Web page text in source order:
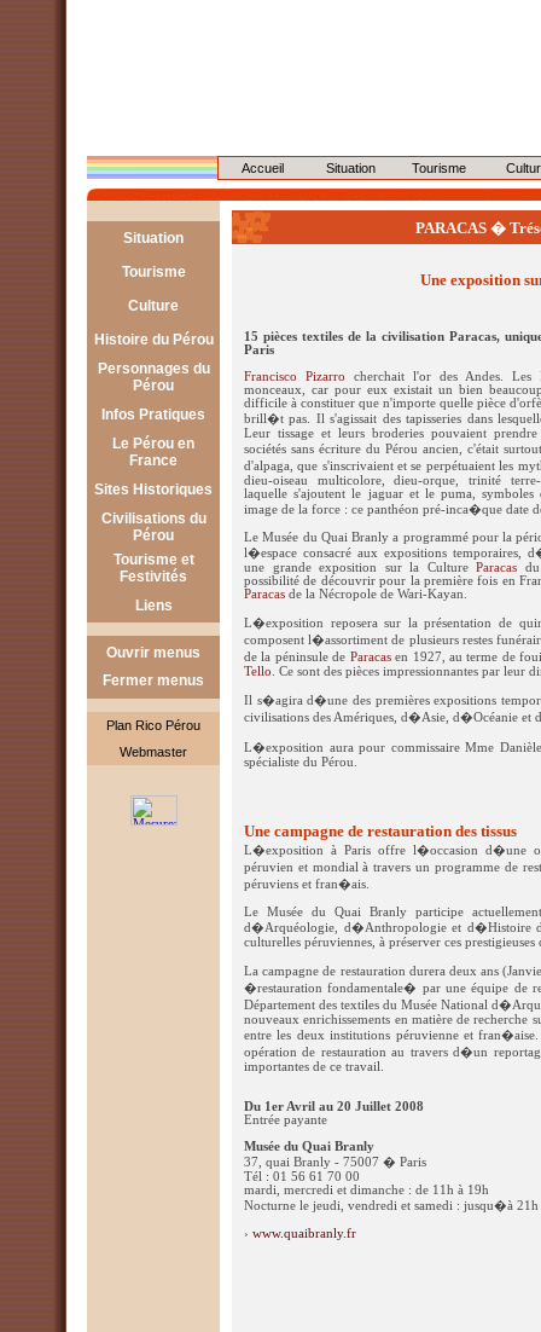
Accueil Situation Tourisme
Situation
Géographie
Démographie
Tourisme
Lima
Arequipa
Cajamarca
Chiclayo
Cusco
Huaraz
Puno
Tumbes
Culture
Tradition
Artisanat
Musique
Danses :
La Marinera
Le Huayno
Histoire du Pérou
Pré-hispanique
Personnages du
Pérou
Les 13 Incas
Atahualpa
Manco Capac
Pachacutec
Francisco Pizarro
Infos Pratiques
En France
Le Pérou en
France
Administration
Restaurants
Services
Associations
Sites Historiques
Chan Chan
Choquequirao
Nazca
Sipan
Civilisations du
Pérou
Chavin
Mochica
Tourisme et
Festivités
Janvier
Mars
Avril
Mai
Juin
Aout
Liens
Liens Pérou
Ouvrir menus
Fermer menus
Plan Rico Pérou
Webmaster
PARACAS �
Une exposition
15 pièces textiles de la civilisation Paracas,
Paris
Francisco Pizarro cherchait l'or des Andes. Les
monceaux, car pour eux existait un bien
difficile à constituer que n'importe quelle pièce
brill�t pas. Il s'agissait des tapisseries dans
Leur tissage et leurs broderies pouvaient
sociétés sans écriture du Pérou ancien, c'était
d'alpaga, que s'inscrivaient et se perpétuaient les
dieu-oiseau multicolore, dieu-orque, trinité
laquelle s'ajoutent le jaguar et le puma,
image de la force : ce panthéon pré-inca�que date
Le Musée du Quai Branly a programmé pour la
l�espace consacré aux expositions temporaires,
une grande exposition sur la Culture Paracas
possibilité de découvrir pour la première fois en
Paracas de la Nécropole de Wari-Kayan.
L�exposition reposera sur la présentation de
composent l�assortiment de plusieurs restes
de la péninsule de Paracasen 1927, au terme de
Tello . Ce sont des pièces impressionnantes par
Il s�agira d�une des premières expositions
civilisations des Amériques, d�Asie, d�Océanie
L�exposition aura pour commissaire Mme
spécialiste du Pérou.
Une campagne de restauration des tissus
L�exposition à Paris offre l�occasion d�une
péruvien et mondial à travers un programme de
péruviens et fran�ais.
Le Musée du Quai Branly participe
d�Arquéologie, d�Anthropologie et d�Histoire
culturelles péruviennes, à préserver ces prestigieuses
La campagne de restauration durera deux ans
�restauration fondamentale� par une équipe de
Département des textiles du Musée National
nouveaux enrichissements en matière de recherche
entre les deux institutions péruvienne et
opération de restauration au travers d�un
importantes de ce travail.
Du 1er Avril au 20 Juillet 2008
Entrée payante
Musée du Quai Branly
37, quai Branly - 75007 � Paris
Tél : 01 56 61 70 00
mardi, mercredi et dimanche : de 11h à 19h
Nocturne le jeudi, vendredi et samedi : jusqu�à 21h
› www.quaibranly.fr